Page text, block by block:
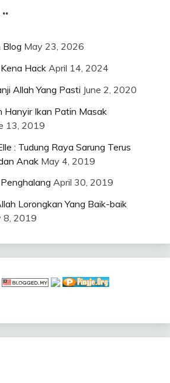
Blog May 23, 2026
Hack April 14, 2024
Allah Yang Pasti June 2, 2020
Hanyir Ikan Patin Masak
13, 2019
: Tudung Raya Sarung Terus
Anak May 4, 2019
April 30, 2019
Lorongkan Yang Baik-baik
8, 2019